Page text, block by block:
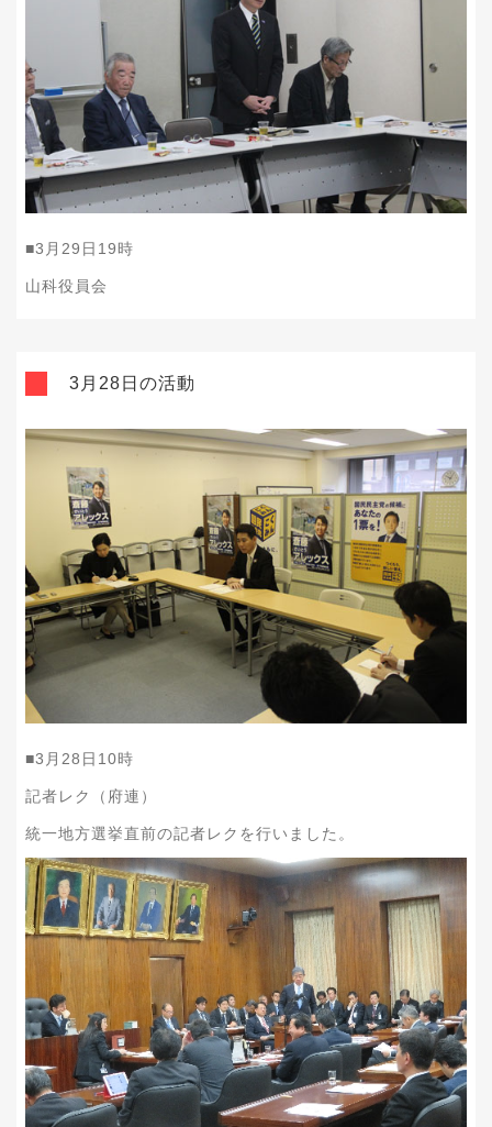
■3 月 29 日 19時
山科役員会
3月28日の活動
■3 月 28 日 10時
記者レク（府連）
統一地方選挙直前の記者レクを行いました。